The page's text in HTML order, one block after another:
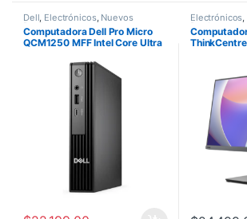
Dell Electrónicos, Nuevos
Productos
Computadora Dell Pro Micro
QCM1250 MFF Intel Core Ultra
Windows 11 Pro
Electrónicos
Productos
512GB